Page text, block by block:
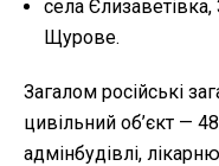
села
Щурове.
Загалом російські
цивільний об’єкт —
адмінбудівлі,